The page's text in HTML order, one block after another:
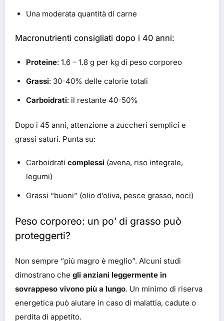
Una moderata quantità di carne
Macronutrienti consigliati dopo i 40 anni:
Proteine: 1.6 – 1.8 g per kg di peso corporeo
Grassi: 30-40% delle calorie totali
Carboidrati: il restante 40-50%
Dopo i 45 anni, attenzione a zuccheri semplici e
grassi saturi. Punta su:
Carboidrati complessi (avena, riso integrale,
legumi)
Grassi “buoni” (olio d’oliva, pesce grasso, noci)
Peso corporeo: un po’ di grasso può
proteggerti?
Non sempre “più magro è meglio”. Alcuni studi
dimostrano che gli anziani leggermente in
sovrappeso vivono più a lungo. Un minimo di riserva
energetica può aiutare in caso di malattia, cadute o
perdita di appetito.